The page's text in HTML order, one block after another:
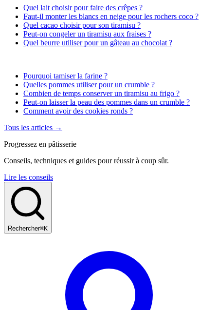
Quel lait choisir pour faire des crêpes ?
Faut-il monter les blancs en neige pour les rochers coco ?
Quel cacao choisir pour son tiramisu ?
Peut-on congeler un tiramisu aux fraises ?
Quel beurre utiliser pour un gâteau au chocolat ?
Pourquoi tamiser la farine ?
Quelles pommes utiliser pour un crumble ?
Combien de temps conserver un tiramisu au frigo ?
Peut-on laisser la peau des pommes dans un crumble ?
Comment avoir des cookies ronds ?
Tous les articles →
Progressez en pâtisserie
Conseils, techniques et guides pour réussir à coup sûr.
Lire les conseils
Rechercher⌘K